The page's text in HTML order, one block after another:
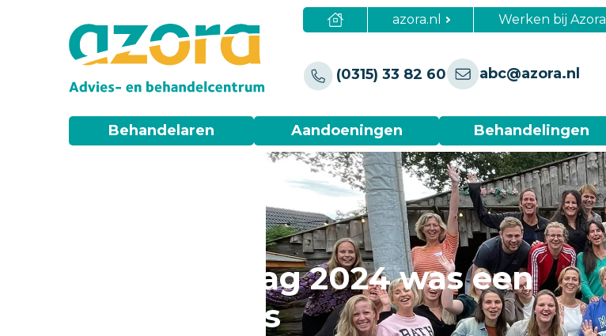
azora.nl Werken bij Azora
(0315) 33 82 60 abc@azora.nl
Behandelaren Aandoeningen Behandelingen
ABC Teamdag 2024 was een
groot succes